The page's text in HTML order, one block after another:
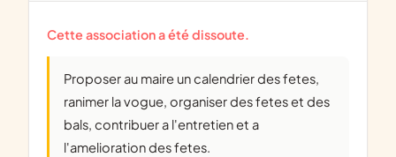
Cette association a été dissoute.
Proposer au maire un calendrier des fetes,
ranimer la vogue, organiser des fetes et des
bals, contribuer a l'entretien et a
l'amelioration des fetes.